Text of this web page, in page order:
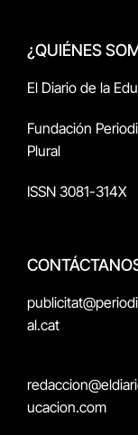
¿QUIÉNES
El Diario de la
Fundación
Plural
ISSN 3081-314X
al.cat
ucacion.com